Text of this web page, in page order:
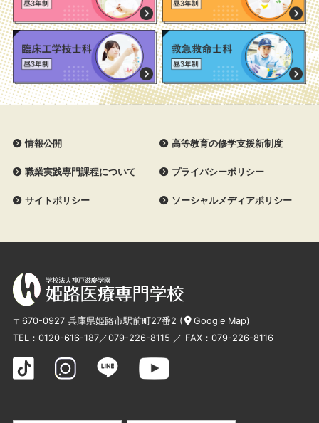
情報公開 高等教育の修学支援新制度
職業実践専門課程について プライバシーポリシー
サイトポリシー ソーシャルメディアポリシー
〒670-0927 兵庫県姫路市駅前町27番2 ( Google Map)
TEL： 0120-616-187／079-226-8115 ／ FAX：079-226-8116